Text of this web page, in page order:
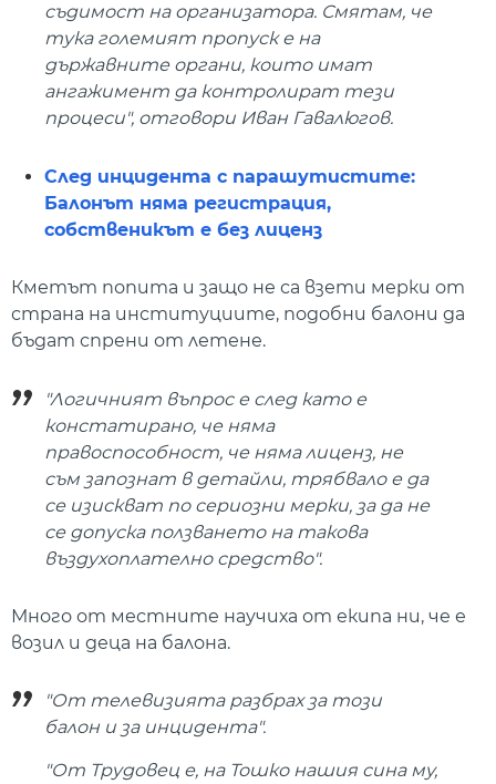
съдимост на организатора. Смятам, че
тука големият пропуск е на
държавните органи, които имат
ангажимент да контролират тези
процеси", отговори Иван Гавалюгов.
След инцидента с парашутистите:
Балонът няма регистрация,
собственикът е без лиценз
Кметът попита и защо не са взети мерки от
страна на институциите, подобни балони да
бъдат спрени от летене.
"Логичният въпрос е след като е
констатирано, че няма
правоспособност, че няма лиценз, не
съм запознат в детайли, трябвало е да
се изискват по сериозни мерки, за да не
се допуска ползването на такова
въздухоплателно средство".
Много от местните научиха от екипа ни, че е
возил и деца на балона.
"От телевизията разбрах за този
балон и за инцидента".
"От Трудовец е, на Тошко нашия сина му,